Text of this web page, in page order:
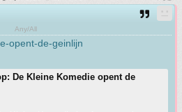
Any/All
opent-de-geinlijn
De Kleine Komedie opent de